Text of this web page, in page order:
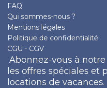
FAQ
Qui sommes-nous ?
Mentions légales
Politique de confidentialité
CGU - CGV
Abonnez-vous à
les offres spéciales et
locations de vacances.